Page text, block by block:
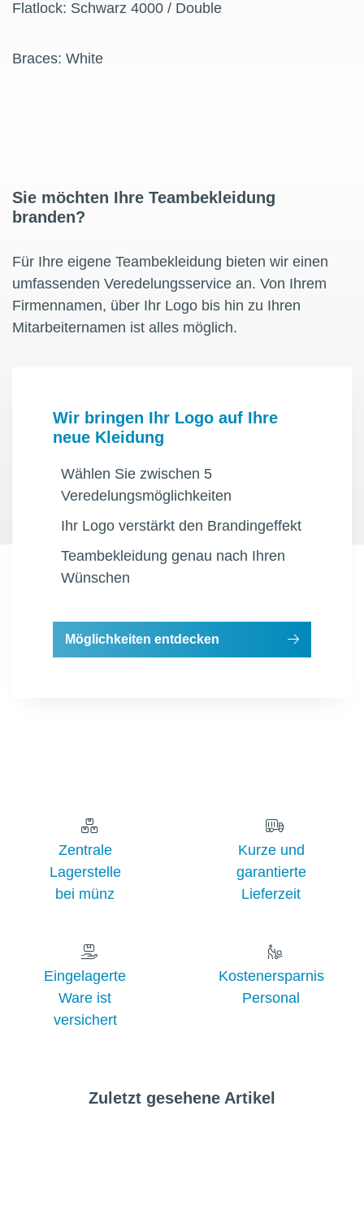
Flatlock: Schwarz 4000 / Double
Braces: White
Sie möchten Ihre Teambekleidung
branden?
Für Ihre eigene Teambekleidung bieten wir einen
umfassenden Veredelungsservice an. Von Ihrem
Firmennamen, über Ihr Logo bis hin zu Ihren
Mitarbeiternamen ist alles möglich.
Wir bringen Ihr Logo auf Ihre
neue Kleidung
Wählen Sie zwischen 5
Veredelungsmöglichkeiten
Ihr Logo verstärkt den Brandingeffekt
Teambekleidung genau nach Ihren
Wünschen
Möglichkeiten entdecken
Zentrale
Lagerstelle
bei münz
Kurze und
garantierte
Lieferzeit
Eingelagerte
Ware ist
versichert
Kostenersparnis
Personal
Zuletzt gesehene Artikel